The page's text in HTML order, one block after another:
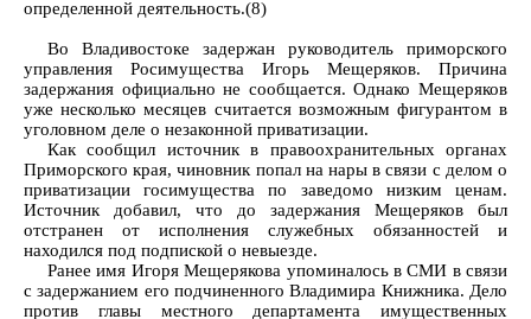
определенной деятельность.(8)
Во Владивостоке задержан руководитель приморского
управления Росимущества Игорь Мещеряков. Причина
задержания официально не сообщается. Однако Мещеряков
уже несколько месяцев считается возможным фигурантом в
уголовном деле о незаконной приватизации.
Как сообщил источник в правоохранительных органах
Приморского края, чиновник попал на нары в связи с делом о
приватизации госимущества по заведомо низким ценам.
Источник добавил, что до задержания Мещеряков был
отстранен от исполнения служебных обязанностей и
находился под подпиской о невыезде.
Ранее имя Игоря Мещерякова упоминалось в СМИ в связи
с задержанием его подчиненного Владимира Книжника. Дело
против главы местного департамента имущественных